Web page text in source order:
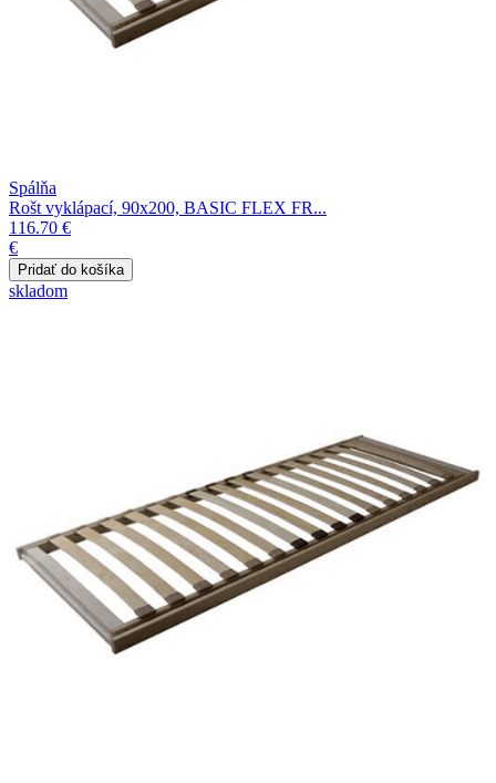
Spálňa
Rošt vyklápací, 90x200, BASIC FLEX FR...
116.70 €
€
skladom